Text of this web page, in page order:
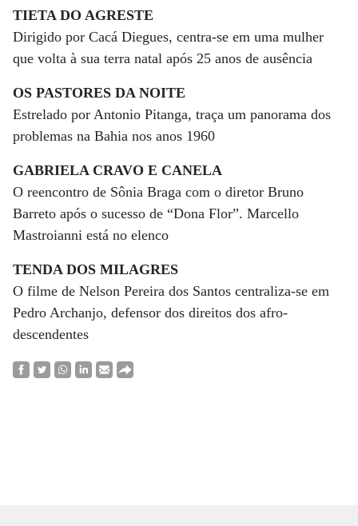
TIETA DO AGRESTE
Dirigido por Cacá Diegues, centra-se em uma mulher
que volta à sua terra natal após 25 anos de ausência
OS PASTORES DA NOITE
Estrelado por Antonio Pitanga, traça um panorama dos
problemas na Bahia nos anos 1960
GABRIELA CRAVO E CANELA
O reencontro de Sônia Braga com o diretor Bruno
Barreto após o sucesso de “Dona Flor”. Marcello
Mastroianni está no elenco
TENDA DOS MILAGRES
O filme de Nelson Pereira dos Santos centraliza-se em
Pedro Archanjo, defensor dos direitos dos afro-
descendentes